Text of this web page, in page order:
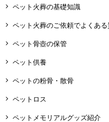
ペット火葬の基礎知識
ペット火葬のご依頼でよくある
ペット骨壺の保管
ペット供養
ペットの粉骨・散骨
ペットロス
ペットメモリアルグッズ紹介